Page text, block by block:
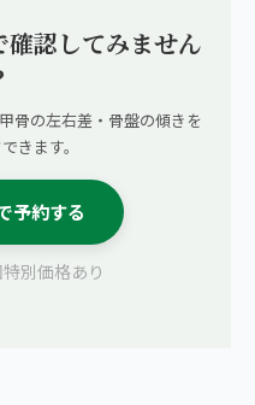
認してみません
骨の左右差・骨盤の傾きを
きます。
予約する
別価格あり